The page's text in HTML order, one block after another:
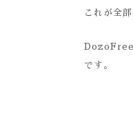
これが全
です。